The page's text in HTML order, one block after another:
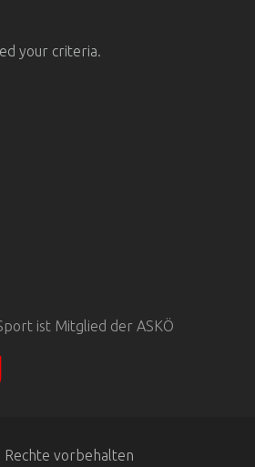
your criteria.
ist Mitglied der ASKÖ
Rechte vorbehalten